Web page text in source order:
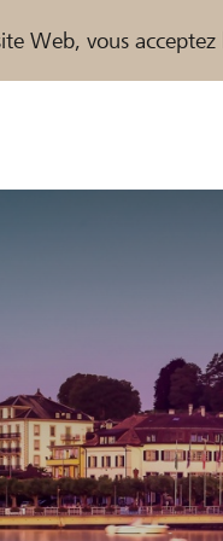
Web, vous